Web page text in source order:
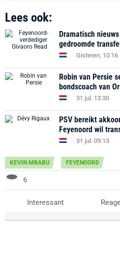
Lees ook:
Dramatisch
gedroomde
Gisteren, 10:16
Robin van Persie
bondscoach van
31 jul. 13:30
PSV bereikt
Feyenoord wil
31 jul. 09:13
KEVIN MBABU FEYENOORD
6
Interessant